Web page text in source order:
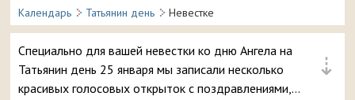
Календарь Татьянин день Невестке
⇣
Специально для вашей невестки ко дню Ангела на
Татьянин день 25 января мы записали несколько
красивых голосовых открыток с поздравлениями,